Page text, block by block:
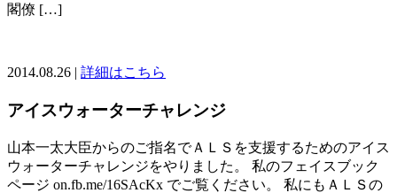
閣僚 […]
2014.08.26 | 詳細はこちら
アイスウォーターチャレンジ
山本一太大臣からのご指名でＡＬＳを支援するためのアイス
ウォーターチャレンジをやりました。 私のフェイスブック
ページ on.fb.me/16SAcKx でご覧ください。 私にもＡＬＳの